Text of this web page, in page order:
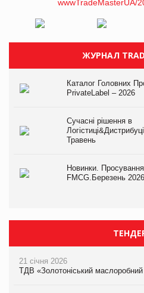
ЖУРНАЛ
Каталог Головних
PrivateLabel – 2026
Сучасні рішення в
Травень
Новинки.
FMCG.Березень 2026
21 січня 2026
ТДВ «Золотоніський маслоробний